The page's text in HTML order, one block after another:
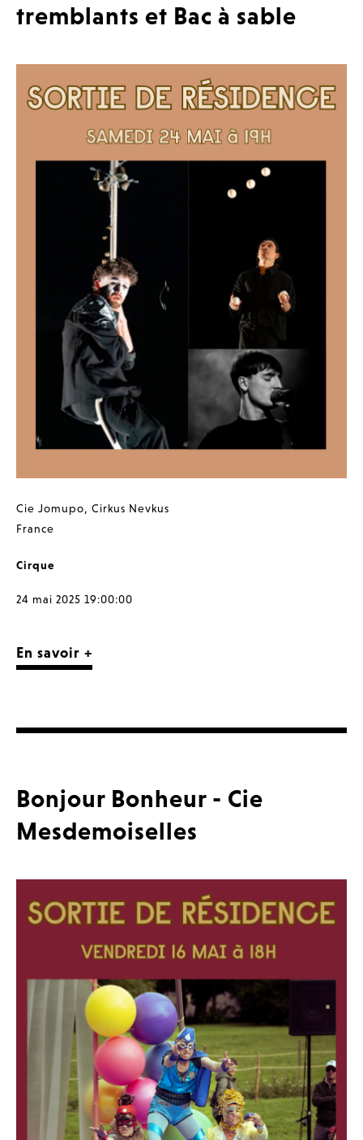
tremblants et Bac à sable
Cie Jomupo, Cirkus Nevkus
France
Cirque
24 mai 2025 19:00:00
En savoir +
Bonjour Bonheur - Cie
Mesdemoiselles